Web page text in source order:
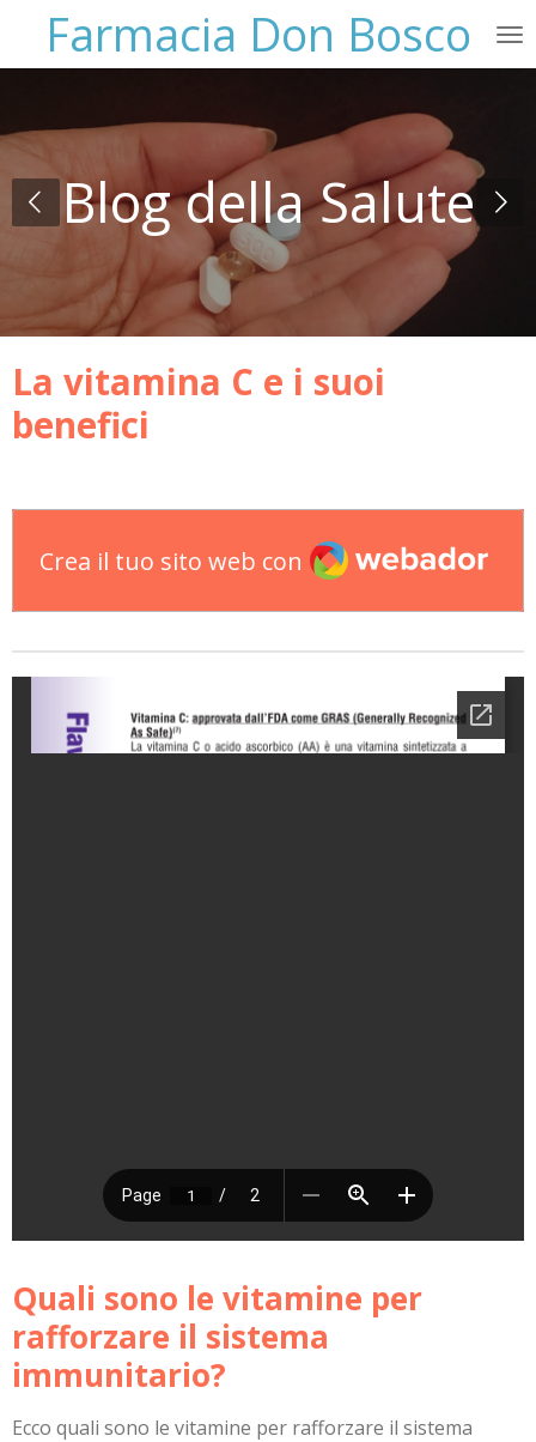
Farmacia Don Bosco
Blog della Salute
La vitamina C e i suoi
benefici
Crea il tuo sito web con
Webador
Quali sono le vitamine per
rafforzare il sistema
immunitario?
Ecco quali sono le vitamine per rafforzare il sistema